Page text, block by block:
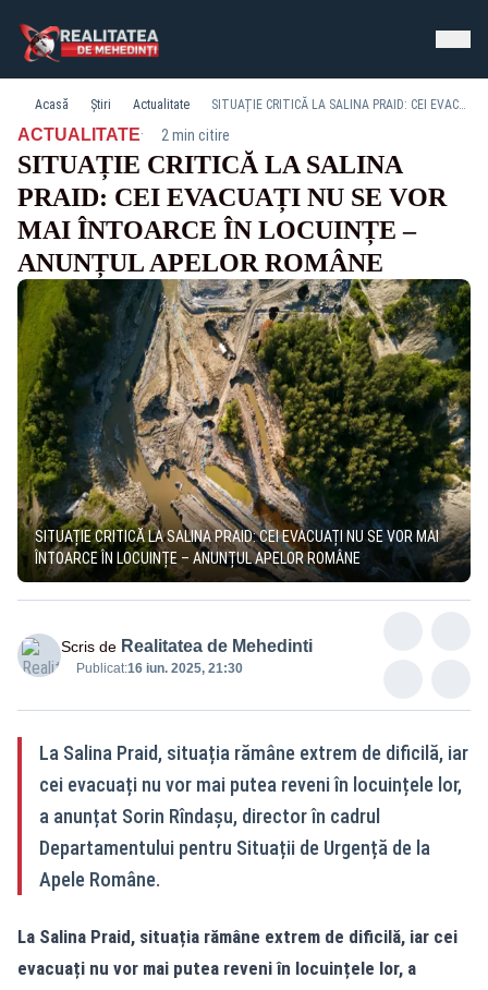
Acasă Știri Actualitate SITUAȚIE CRITICĂ LA SALINA PRAID: CEI EVACUAȚI NU SE VOR MAI ÎNTOARCE ÎN LOCUINȚE – ANUNȚUL APELOR ROMÂNE
ACTUALITATE· 2 min citire
SITUAȚIE CRITICĂ LA SALINA
PRAID: CEI EVACUAȚI NU SE VOR
MAI ÎNTOARCE ÎN LOCUINȚE –
ANUNȚUL APELOR ROMÂNE
SITUAȚIE CRITICĂ LA SALINA PRAID: CEI EVACUAȚI NU SE VOR MAI
ÎNTOARCE ÎN LOCUINȚE – ANUNȚUL APELOR ROMÂNE
Scris de Realitatea de Mehedinti
Publicat:16 iun. 2025, 21:30
La Salina Praid, situația rămâne extrem de dificilă, iar
cei evacuați nu vor mai putea reveni în locuințele lor,
a anunțat Sorin Rîndașu, director în cadrul
Departamentului pentru Situații de Urgență de la
Apele Române.
La Salina Praid, situația rămâne extrem de dificilă, iar cei
evacuați nu vor mai putea reveni în locuințele lor, a